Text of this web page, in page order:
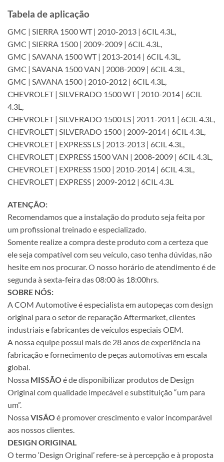
Tabela de aplicação
GMC | SIERRA 1500 WT | 2010-2013 | 6CIL 4.3L,
GMC | SIERRA 1500 | 2009-2009 | 6CIL 4.3L,
GMC | SAVANA 1500 WT | 2013-2014 | 6CIL 4.3L,
GMC | SAVANA 1500 VAN | 2008-2009 | 6CIL 4.3L,
GMC | SAVANA 1500 | 2010-2012 | 6CIL 4.3L,
CHEVROLET | SILVERADO 1500 WT | 2010-2014 | 6CIL
4.3L,
CHEVROLET | SILVERADO 1500 LS | 2011-2011 | 6CIL 4.3L,
CHEVROLET | SILVERADO 1500 | 2009-2014 | 6CIL 4.3L,
CHEVROLET | EXPRESS LS | 2013-2013 | 6CIL 4.3L,
CHEVROLET | EXPRESS 1500 VAN | 2008-2009 | 6CIL 4.3L,
CHEVROLET | EXPRESS 1500 | 2010-2014 | 6CIL 4.3L,
CHEVROLET | EXPRESS | 2009-2012 | 6CIL 4.3L
ATENÇÃO:
Recomendamos que a instalação do produto seja feita por
um profissional treinado e especializado.
Somente realize a compra deste produto com a certeza que
ele seja compatível com seu veículo, caso tenha dúvidas, não
hesite em nos procurar. O nosso horário de atendimento é de
segunda à sexta-feira das 08:00 às 18:00hrs.
SOBRE NÓS:
A COM Automotive é especialista em autopeças com design
original para o setor de reparação Aftermarket, clientes
industriais e fabricantes de veículos especiais OEM.
A nossa equipe possui mais de 28 anos de experiência na
fabricação e fornecimento de peças automotivas em escala
global.
Nossa MISSÃOé de disponibilizar produtos de Design
Original com qualidade impecável e substituição “um para
um”.
Nossa VISÃOé promover crescimento e valor incomparável
aos nossos clientes.
DESIGN ORIGINAL
O termo ‘Design Original’ refere-se à percepção e à proposta